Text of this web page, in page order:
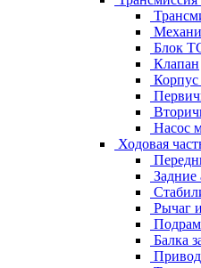
Блок
Клапан
Корпус
Насос
Ходовая
Задние
Рычаг
Балка